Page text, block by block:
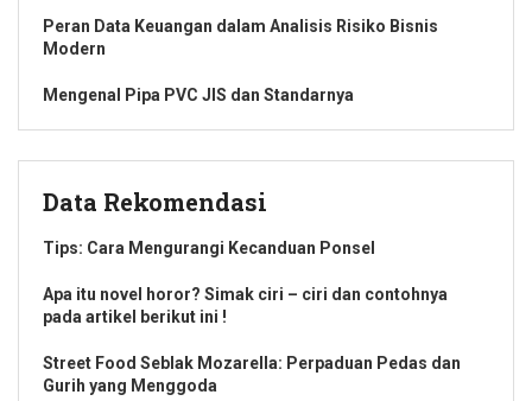
Peran Data Keuangan dalam Analisis Risiko Bisnis
Modern
Mengenal Pipa PVC JIS dan Standarnya
Data Rekomendasi
Tips: Cara Mengurangi Kecanduan Ponsel
Apa itu novel horor? Simak ciri – ciri dan contohnya
pada artikel berikut ini !
Street Food Seblak Mozarella: Perpaduan Pedas dan
Gurih yang Menggoda